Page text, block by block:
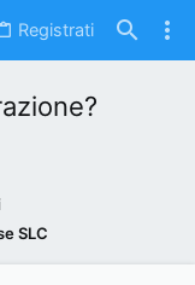
Registrati
SLC